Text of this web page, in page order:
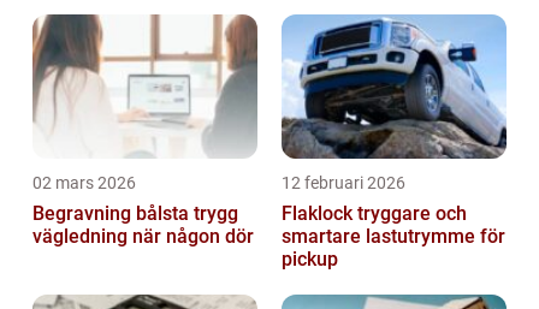
02 mars 2026
Begravning bålsta trygg
vägledning när någon dör
12 februari 2026
Flaklock tryggare och
smartare lastutrymme för
pickup